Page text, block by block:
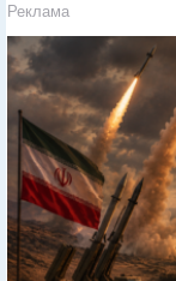
Реклама